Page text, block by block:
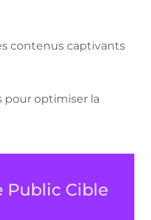
contenus captivants
pour optimiser la
Public Cible